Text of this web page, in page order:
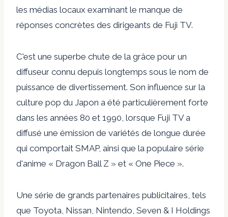
les médias locaux examinant le manque de
réponses concrètes des dirigeants de Fuji TV.
C'est une superbe chute de la grâce pour un
diffuseur connu depuis longtemps sous le nom de
puissance de divertissement. Son influence sur la
culture pop du Japon a été particulièrement forte
dans les années 80 et 1990, lorsque Fuji TV a
diffusé une émission de variétés de longue durée
qui comportait SMAP, ainsi que la populaire série
d'anime « Dragon Ball Z » et « One Piece ».
Une série de grands partenaires publicitaires, tels
que Toyota, Nissan, Nintendo, Seven & I Holdings